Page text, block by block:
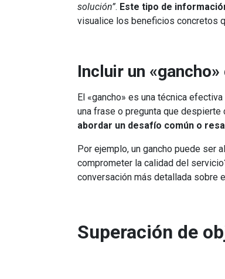
solución”. Este tipo de
visualice los beneficios concretos
Incluir un
El «gancho» es una técnica
una frase o pregunta que
abordar un desafío común o
Por ejemplo, un gancho puede ser
comprometer la calidad del
conversación más detallada sobre
Superación de